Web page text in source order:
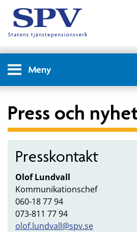
Meny
Press och
Presskontakt
Olof Lundvall
Kommunikationschef
060-18 77 94
073-811 77 94
olof.lundvall@spv.se